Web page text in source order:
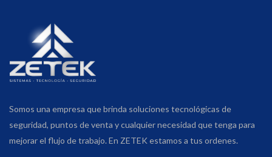
Somos una empresa que brinda soluciones tecnológicas de
seguridad, puntos de venta y cualquier necesidad que tenga para
mejorar el flujo de trabajo. En ZETEK estamos a tus ordenes.